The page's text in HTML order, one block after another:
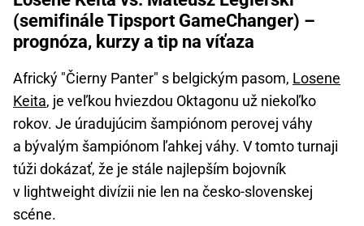
(semifinále Tipsport GameChanger) –
prognóza, kurzy a tip na víťaza
Africký "Čierny Panter" s belgickým pasom, Losene
Keita, je veľkou hviezdou Oktagonu už niekoľko
rokov. Je úradujúcim šampiónom perovej váhy
a bývalým šampiónom ľahkej váhy. V tomto turnaji
túži dokázať, že je stále najlepším bojovník
v lightweight divízii nie len na česko-slovenskej
scéne.